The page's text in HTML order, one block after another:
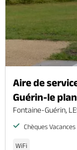
Aire de
Guérin-le
Fontaine-Guérin,
Chèques Vacances
WiFi